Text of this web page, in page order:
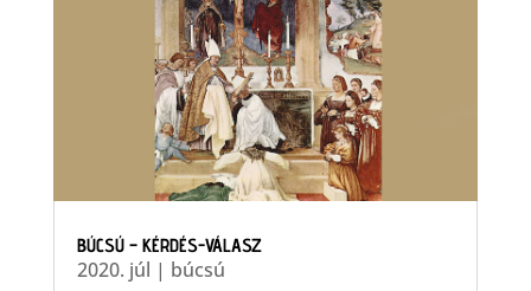
BÚCSÚ – KÉRDÉS-VÁLASZ
2020. júl | búcsú